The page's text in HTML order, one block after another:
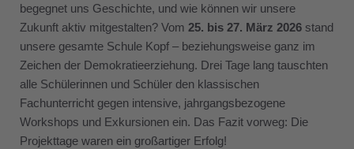
begegnet uns Geschichte, und wie können wir unsere
Zukunft aktiv mitgestalten? Vom 25. bis 27. März 2026 stand
unsere gesamte Schule Kopf – beziehungsweise ganz im
Zeichen der Demokratieerziehung. Drei Tage lang tauschten
alle Schülerinnen und Schüler den klassischen
Fachunterricht gegen intensive, jahrgangsbezogene
Workshops und Exkursionen ein. Das Fazit vorweg: Die
Projekttage waren ein großartiger Erfolg!